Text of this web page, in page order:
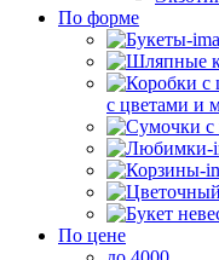
По форме
с цветами и
По цене